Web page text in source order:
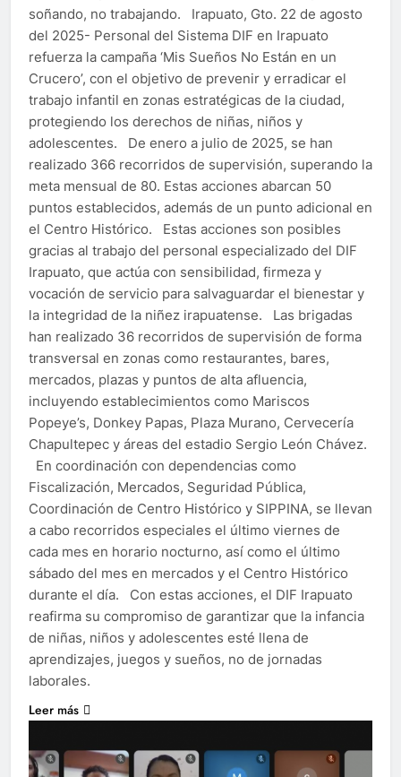
soñando, no trabajando. Irapuato, Gto. 22 de agosto
del 2025- Personal del Sistema DIF en Irapuato
refuerza la campaña ‘Mis Sueños No Están en un
Crucero’, con el objetivo de prevenir y erradicar el
trabajo infantil en zonas estratégicas de la ciudad,
protegiendo los derechos de niñas, niños y
adolescentes. De enero a julio de 2025, se han
realizado 366 recorridos de supervisión, superando la
meta mensual de 80. Estas acciones abarcan 50
puntos establecidos, además de un punto adicional en
el Centro Histórico. Estas acciones son posibles
gracias al trabajo del personal especializado del DIF
Irapuato, que actúa con sensibilidad, firmeza y
vocación de servicio para salvaguardar el bienestar y
la integridad de la niñez irapuatense. Las brigadas
han realizado 36 recorridos de supervisión de forma
transversal en zonas como restaurantes, bares,
mercados, plazas y puntos de alta afluencia,
incluyendo establecimientos como Mariscos
Popeye’s, Donkey Papas, Plaza Murano, Cervecería
Chapultepec y áreas del estadio Sergio León Chávez.
En coordinación con dependencias como
Fiscalización, Mercados, Seguridad Pública,
Coordinación de Centro Histórico y SIPPINA, se llevan
a cabo recorridos especiales el último viernes de
cada mes en horario nocturno, así como el último
sábado del mes en mercados y el Centro Histórico
durante el día. Con estas acciones, el DIF Irapuato
reafirma su compromiso de garantizar que la infancia
de niñas, niños y adolescentes esté llena de
aprendizajes, juegos y sueños, no de jornadas
laborales.
Leer más